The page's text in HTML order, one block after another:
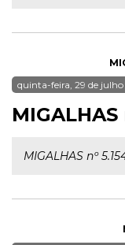
quinta-feira, 29 de julho
MIGALHAS
MIGALHAS nº